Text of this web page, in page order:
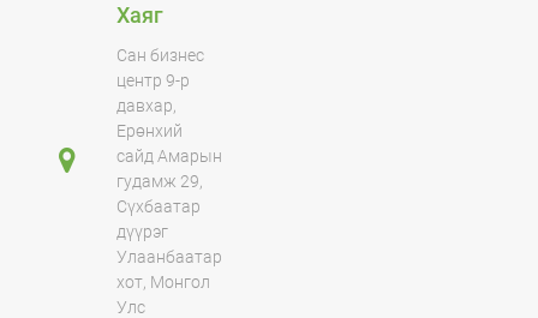
Хаяг
Сан бизнес
центр 9-р
давхар,
Ерөнхий
сайд Амарын
гудамж 29,
Сүхбаатар
дүүрэг
Улаанбаатар
хот, Монгол
Улс